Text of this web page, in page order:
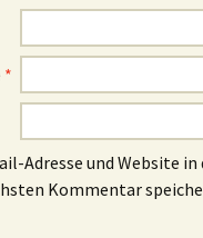
*
Adresse und Website
Kommentar